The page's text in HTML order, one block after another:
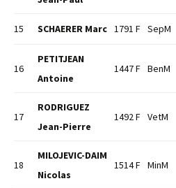
15 SCHAERER Marc 1791 F SepM
16
PETITJEAN
Antoine
1447 F BenM
17
RODRIGUEZ
Jean-Pierre
1492 F VetM
18
MILOJEVIC-DAIM
Nicolas
1514 F MinM